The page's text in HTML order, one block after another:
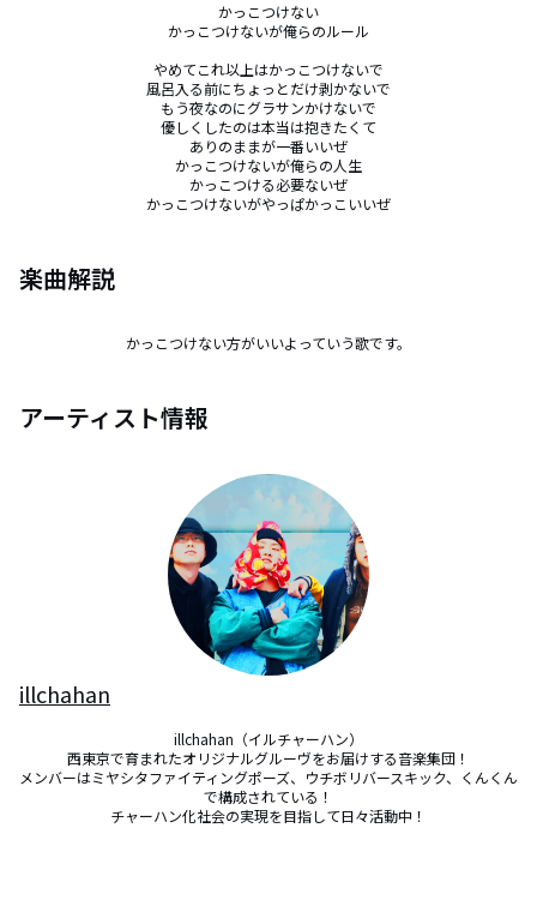
かっこつけない
かっこつけないが俺らのルール
やめてこれ以上はかっこつけないで
風呂入る前にちょっとだけ剥かないで
もう夜なのにグラサンかけないで
優しくしたのは本当は抱きたくて
ありのままが一番いいぜ
かっこつけないが俺らの人生
かっこつける必要ないぜ
かっこつけないがやっぱかっこいいぜ
楽曲解説
かっこつけない方がいいよっていう歌です。
アーティスト情報
illchahan
illchahan（イルチャーハン）
西東京で育まれたオリジナルグルーヴをお届けする音楽集団！
メンバーはミヤシタファイティングポーズ、ウチボリバースキック、くんくん
で構成されている！
チャーハン化社会の実現を目指して日々活動中！